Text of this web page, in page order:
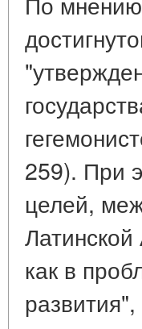
259). При
целей,
как в